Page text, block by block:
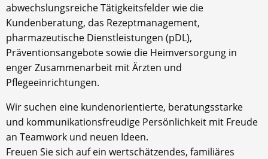
abwechslungsreiche Tätigkeitsfelder wie die
Kundenberatung, das Rezeptmanagement,
pharmazeutische Dienstleistungen (pDL),
Präventionsangebote sowie die Heimversorgung in
enger Zusammenarbeit mit Ärzten und
Pflegeeinrichtungen.
Wir suchen eine kundenorientierte, beratungsstarke
und kommunikationsfreudige Persönlichkeit mit Freude
an Teamwork und neuen Ideen.
Freuen Sie sich auf ein wertschätzendes, familiäres